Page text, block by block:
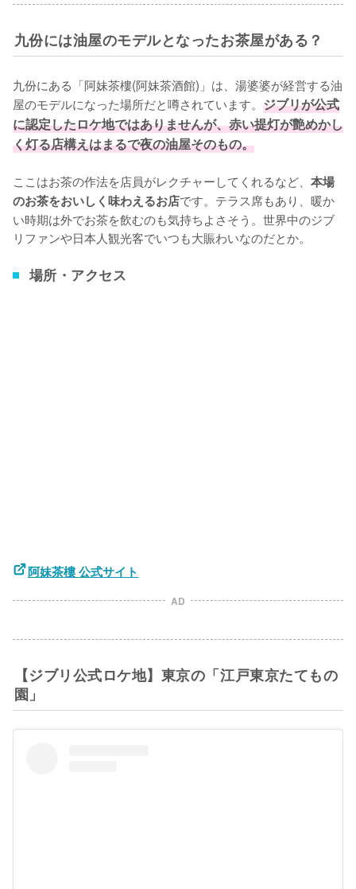
九份には油屋のモデルとなったお茶屋がある？
九份にある「阿妹茶樓(阿妹茶酒館)」は、湯婆婆が経営する油
屋のモデルになった場所だと噂されています。 ジブリが公式
に認定したロケ地ではありませんが、赤い提灯が艶めかし
く灯る店構えはまるで夜の油屋そのもの。
ここはお茶の作法を店員がレクチャーしてくれるなど、 本場
のお茶をおいしく味わえるお店です。テラス席もあり、暖か
い時期は外でお茶を飲むのも気持ちよさそう。世界中のジブ
リファンや日本人観光客でいつも大賑わいなのだとか。
場所・アクセス
阿妹茶樓 公式サイト
AD
【ジブリ公式ロケ地】東京の「江戸東京たてもの
園」